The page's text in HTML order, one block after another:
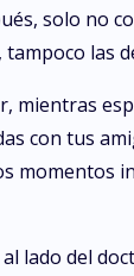
solo no
las
mientras
con tus
momentos
lado del